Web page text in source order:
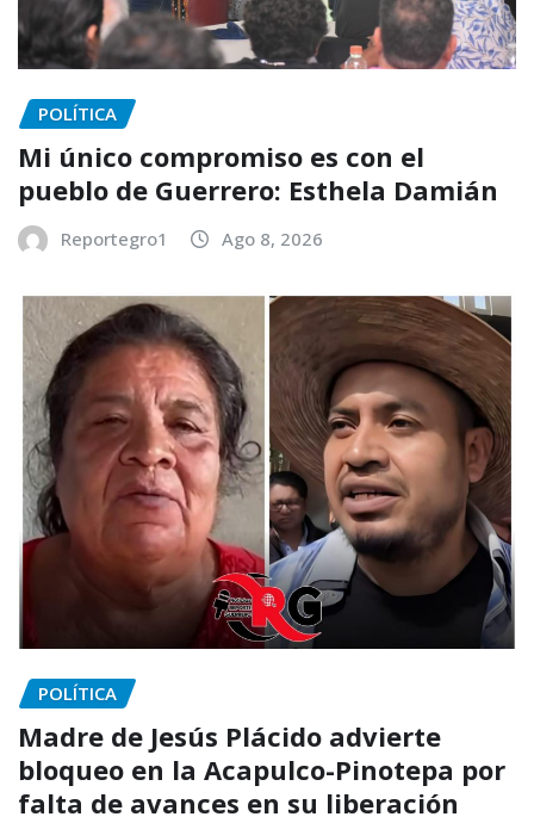
POLÍTICA
Mi único compromiso es con el
pueblo de Guerrero: Esthela Damián
Reportegro1 Ago 8, 2026
POLÍTICA
Madre de Jesús Plácido advierte
bloqueo en la Acapulco-Pinotepa por
falta de avances en su liberación